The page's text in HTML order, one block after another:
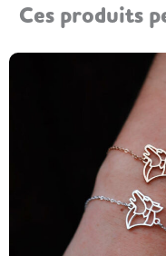
Ces produits